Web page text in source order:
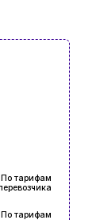
По тарифам
По тарифам